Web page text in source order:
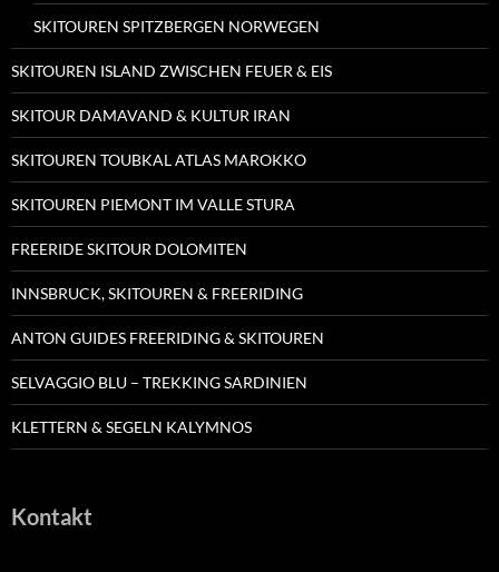
SKITOUREN SPITZBERGEN NORWEGEN
SKITOUREN ISLAND ZWISCHEN FEUER & EIS
SKITOUR DAMAVAND & KULTUR IRAN
SKITOUREN TOUBKAL ATLAS MAROKKO
SKITOUREN PIEMONT IM VALLE STURA
FREERIDE SKITOUR DOLOMITEN
INNSBRUCK, SKITOUREN & FREERIDING
ANTON GUIDES FREERIDING & SKITOUREN
SELVAGGIO BLU – TREKKING SARDINIEN
KLETTERN & SEGELN KALYMNOS
Kontakt